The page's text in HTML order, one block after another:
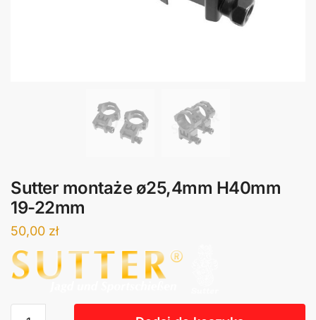
Sutter montaże ø25,4mm H40mm
19-22mm
50,00 zł